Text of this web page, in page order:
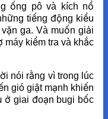
ống pô và kích nổ
tiếng động kiểu
ga. Và muốn giải
máy kiểm tra và khắc
nói rằng vì trong lúc
gió giật mạnh khiến
ở giai đoạn bugi bốc